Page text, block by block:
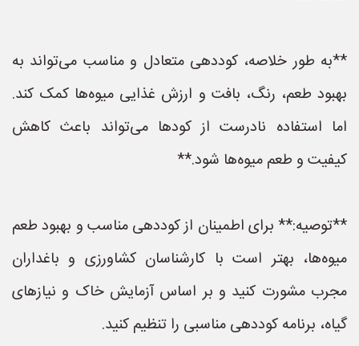
**به طور خلاصه، کوددهی متعادل و مناسب می‌تواند به
بهبود طعم، رنگ، بافت و ارزش غذایی میوه‌ها کمک کند.
اما استفاده نادرست از کودها می‌تواند باعث کاهش
کیفیت و طعم میوه‌ها شود.**
**توصیه:** برای اطمینان از کوددهی مناسب و بهبود طعم
میوه‌ها، بهتر است با کارشناسان کشاورزی و باغداران
مجرب مشورت کنید و بر اساس آزمایش خاک و نیازهای
گیاه، برنامه کوددهی مناسبی را تنظیم کنید.